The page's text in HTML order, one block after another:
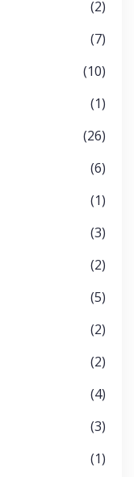
(2)
(7)
(10)
(1)
(26)
(6)
(1)
(3)
(2)
(5)
(2)
(2)
(4)
(3)
(1)